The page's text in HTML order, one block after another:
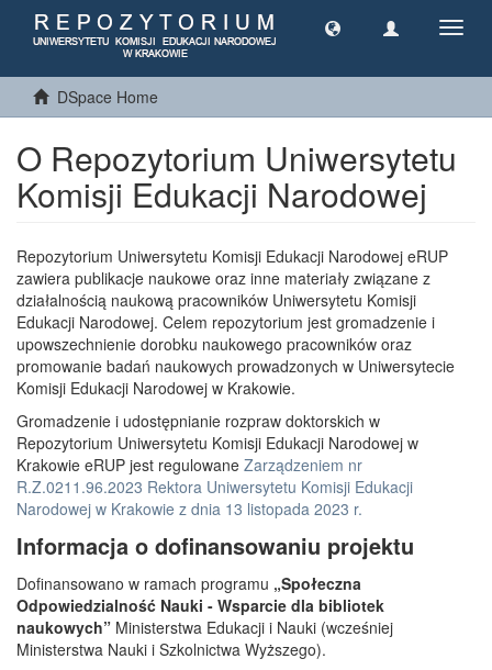
DSpace Home
O Repozytorium Uniwersytetu
Komisji Edukacji Narodowej
Repozytorium Uniwersytetu Komisji Edukacji Narodowej eRUP
zawiera publikacje naukowe oraz inne materiały związane z
działalnością naukową pracowników Uniwersytetu Komisji
Edukacji Narodowej. Celem repozytorium jest gromadzenie i
upowszechnienie dorobku naukowego pracowników oraz
promowanie badań naukowych prowadzonych w Uniwersytecie
Komisji Edukacji Narodowej w Krakowie.
Gromadzenie i udostępnianie rozpraw doktorskich w
Repozytorium Uniwersytetu Komisji Edukacji Narodowej w
Krakowie eRUP jest regulowane Zarządzeniem nr
R.Z.0211.96.2023 Rektora Uniwersytetu Komisji Edukacji
Narodowej w Krakowie z dnia 13 listopada 2023 r.
Informacja o dofinansowaniu projektu
Dofinansowano w ramach programu „Społeczna
Odpowiedzialność Nauki - Wsparcie dla bibliotek
naukowych” Ministerstwa Edukacji i Nauki (wcześniej
Ministerstwa Nauki i Szkolnictwa Wyższego).